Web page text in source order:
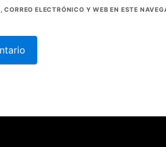
ELECTRÓNICO Y WEB EN ESTE